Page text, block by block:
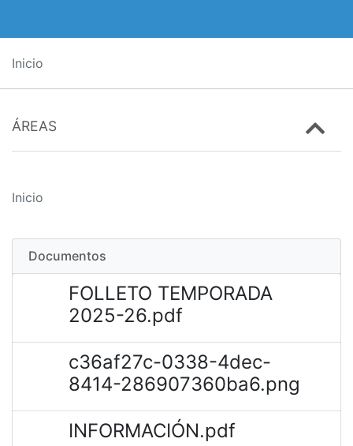
Inicio
ÁREAS
Inicio
Documentos
FOLLETO TEMPORADA
2025-26.pdf
c36af27c-0338-4dec-
8414-286907360ba6.png
INFORMACIÓN.pdf